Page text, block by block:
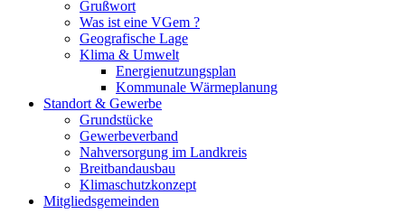
Grußwort
Was ist eine VGem ?
Geografische Lage
Klima & Umwelt
Energienutzungsplan
Kommunale Wärmeplanung
Standort & Gewerbe
Grundstücke
Gewerbeverband
Nahversorgung im Landkreis
Breitbandausbau
Klimaschutzkonzept
Mitgliedsgemeinden